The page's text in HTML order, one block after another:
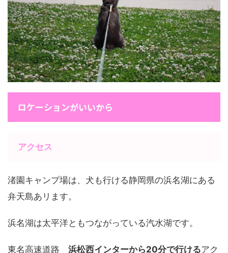
ロケーションがいいから
アクセス
渚園キャンプ場は、犬も行ける静岡県の浜名湖にある
弁天島あリます。
浜名湖は太平洋ともつながっている汽水湖です。
東名高速道路 浜松西インターから20分で行けるアク